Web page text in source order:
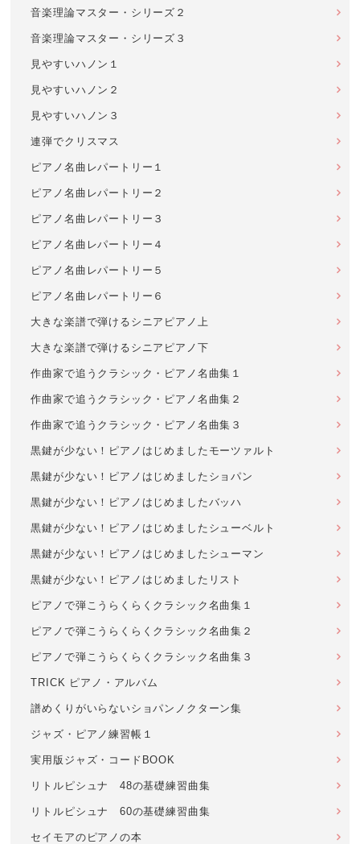
音楽理論マスター・シリーズ２
音楽理論マスター・シリーズ３
見やすいハノン１
見やすいハノン２
見やすいハノン３
連弾でクリスマス
ピアノ名曲レパートリー１
ピアノ名曲レパートリー２
ピアノ名曲レパートリー３
ピアノ名曲レパートリー４
ピアノ名曲レパートリー５
ピアノ名曲レパートリー６
大きな楽譜で弾けるシニアピアノ上
大きな楽譜で弾けるシニアピアノ下
作曲家で追うクラシック・ピアノ名曲集１
作曲家で追うクラシック・ピアノ名曲集２
作曲家で追うクラシック・ピアノ名曲集３
黒鍵が少ない！ピアノはじめましたモーツァルト
黒鍵が少ない！ピアノはじめましたショパン
黒鍵が少ない！ピアノはじめましたバッハ
黒鍵が少ない！ピアノはじめましたシューベルト
黒鍵が少ない！ピアノはじめましたシューマン
黒鍵が少ない！ピアノはじめましたリスト
ピアノで弾こうらくらくクラシック名曲集１
ピアノで弾こうらくらくクラシック名曲集２
ピアノで弾こうらくらくクラシック名曲集３
TRICK ピアノ・アルバム
譜めくりがいらないショパンノクターン集
ジャズ・ピアノ練習帳１
実用版ジャズ・コードBOOK
リトルピシュナ 48の基礎練習曲集
リトルピシュナ 60の基礎練習曲集
セイモアのピアノの本